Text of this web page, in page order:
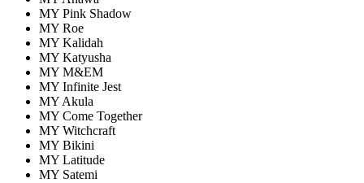
MY Pink Shadow
MY Roe
MY Kalidah
MY Katyusha
MY M&EM
MY Infinite Jest
MY Akula
MY Come Together
MY Witchcraft
MY Bikini
MY Latitude
MY Satemi